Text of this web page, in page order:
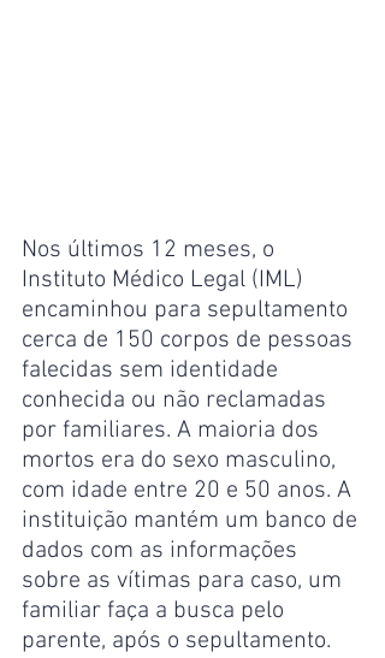
Nos últimos 12 meses, o
Instituto Médico Legal (IML)
encaminhou para sepultamento
cerca de 150 corpos de pessoas
falecidas sem identidade
conhecida ou não reclamadas
por familiares. A maioria dos
mortos era do sexo masculino,
com idade entre 20 e 50 anos. A
instituição mantém um banco de
dados com as informações
sobre as vítimas para caso, um
familiar faça a busca pelo
parente, após o sepultamento.